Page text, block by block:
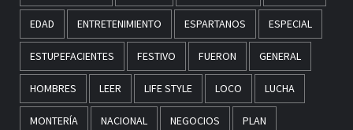
EDAD ENTRETENIMIENTO ESPARTANOS ESPECIAL
ESTUPEFACIENTES FESTIVO FUERON GENERAL
HOMBRES LEER LIFE STYLE LOCO LUCHA
MONTERÍA NACIONAL NEGOCIOS PLAN